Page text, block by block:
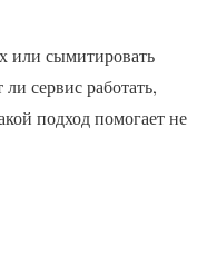
или сымитировать
сервис работать,
подход помогает не